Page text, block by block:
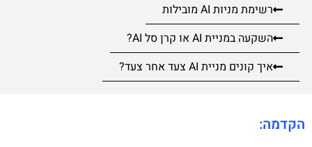
רשימת מניות AI מובילות
השקעה במניית AI או קרן סל AI?
איך קונים מניית AI צעד אחר צעד?
הקדמה: